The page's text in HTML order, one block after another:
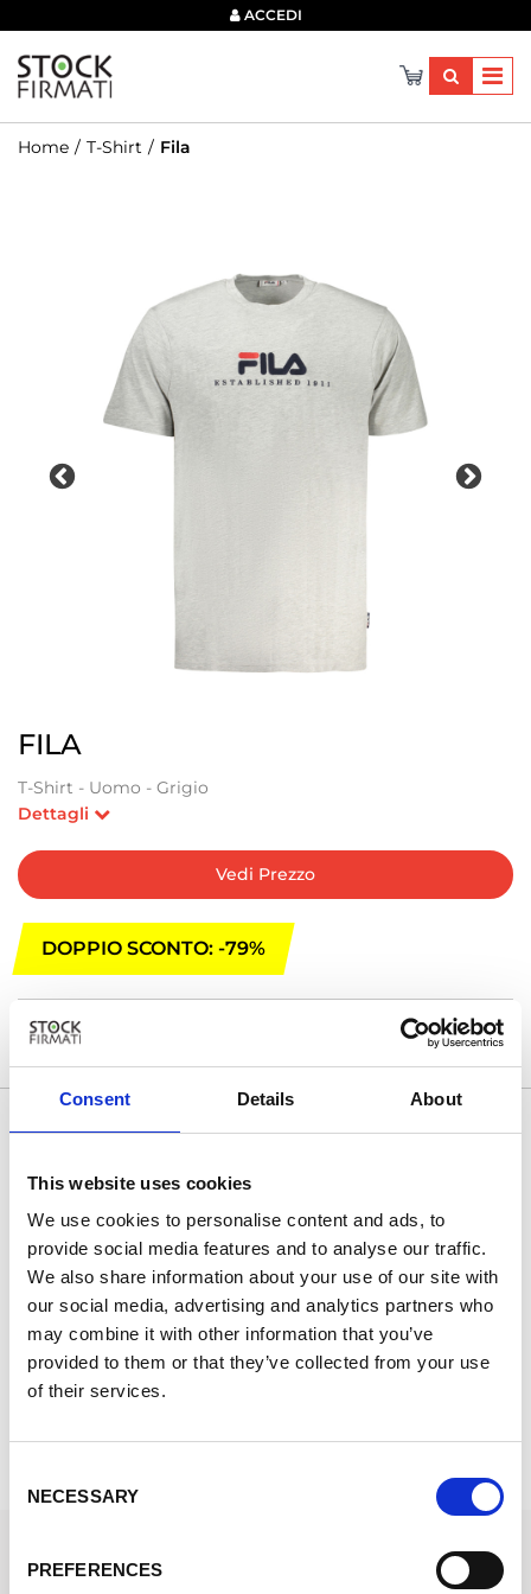
Consent Details About
This website uses cookies
We use cookies to personalise content and ads, to
provide social media features and to analyse our traffic.
We also share information about your use of our site with
our social media, advertising and analytics partners who
may combine it with other information that you’ve
provided to them or that they’ve collected from your use
of their services.
Selection
NECESSARY
PREFERENCES
ACCEDI
Home T-Shirt Fila
FILA
T-Shirt - Uomo - Grigio
Dettagli
Vedi Prezzo
DOPPIO SCONTO: -79%
Attualmente Non Disponibile
Basato su 9837 recensioni
18 giorni fa
Tempi di consegna strettissimi
Ho trovato stockfirmati per per caso mentre
cercavo dei nuovi vestiti da inserire nel mio
negozio. Materiali di ottima qualità e a prezzi
fantastici. Tempi di consegna strettissimi